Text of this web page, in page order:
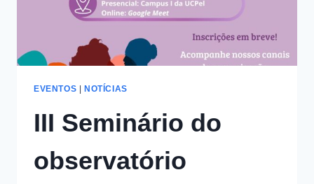
EVENTOS NOTÍCIAS
III Seminário do
observatório